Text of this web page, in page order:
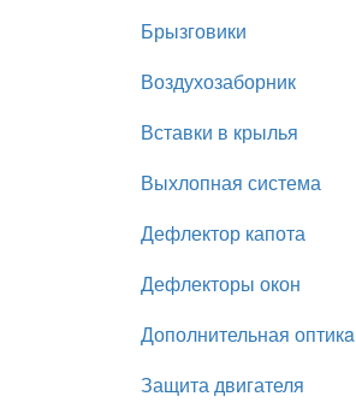
Брызговики
Воздухозаборник
Вставки в крылья
Выхлопная система
Дефлектор капота
Дефлекторы окон
Дополнительная оптикa
Защита двигателя